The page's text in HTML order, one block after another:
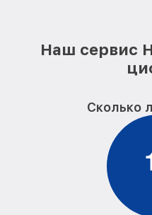
Замена опоры бака
Haier
Замена селектора программ
стиральной машины Haier
Замена шторок барабана
Замена пружин стиральной
Наш сервис
Сколько